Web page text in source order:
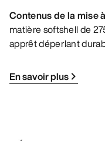
Contenus de la mise
matière softshell de
apprêt déperlant
En savoir plus